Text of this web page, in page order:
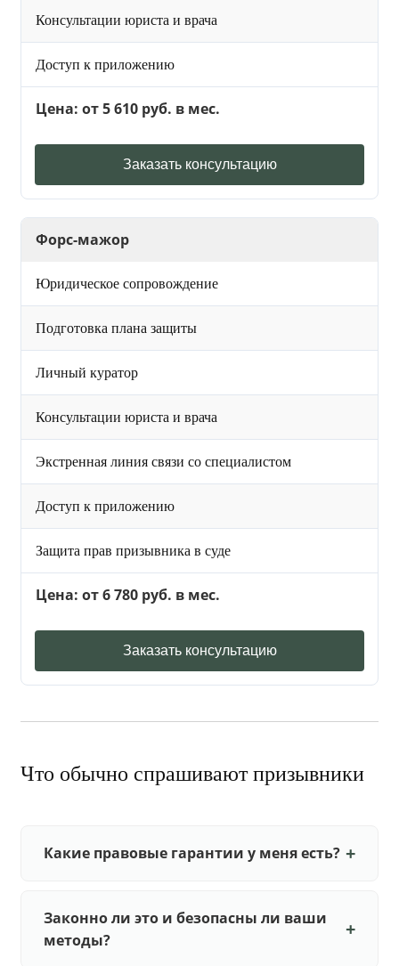
Консультации юриста и врача
Доступ к приложению
Цена: от 5 610 руб. в мес.
Заказать консультацию
Форс-мажор
Юридическое сопровождение
Подготовка плана защиты
Личный куратор
Консультации юриста и врача
Экстренная линия связи со специалистом
Доступ к приложению
Защита прав призывника в суде
Цена: от 6 780 руб. в мес.
Заказать консультацию
Что обычно спрашивают призывники
Какие правовые гарантии у меня есть?
Законно ли это и безопасны ли ваши
методы?